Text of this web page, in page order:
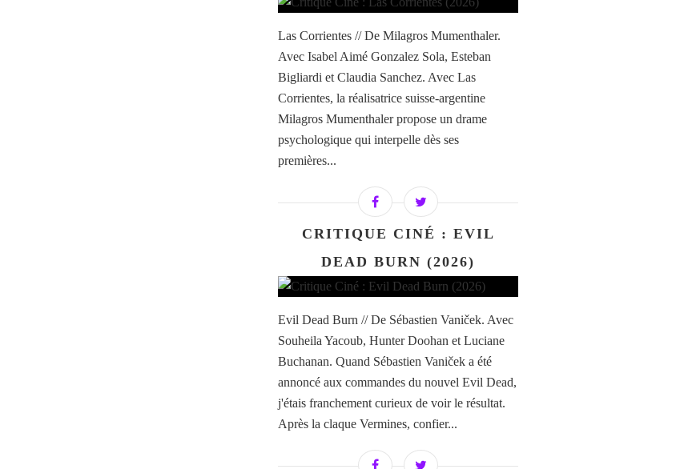
Las Corrientes // De Milagros Mumenthaler.
Avec Isabel Aimé Gonzalez Sola, Esteban
Bigliardi et Claudia Sanchez. Avec Las
Corrientes, la réalisatrice suisse-argentine
Milagros Mumenthaler propose un drame
psychologique qui interpelle dès ses
premières...
CRITIQUE CINÉ : EVIL
DEAD BURN (2026)
Evil Dead Burn // De Sébastien Vaniček. Avec
Souheila Yacoub, Hunter Doohan et Luciane
Buchanan. Quand Sébastien Vaniček a été
annoncé aux commandes du nouvel Evil Dead,
j'étais franchement curieux de voir le résultat.
Après la claque Vermines, confier...